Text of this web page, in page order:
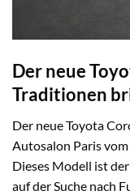
Der neue
Traditionen
Der neue Toyota
Autosalon Paris
Dieses Modell ist
auf der Suche nach